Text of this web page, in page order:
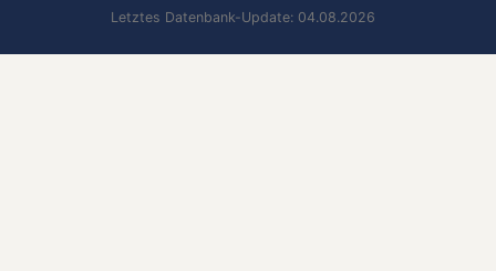
Letztes Datenbank-Update: 04.08.2026